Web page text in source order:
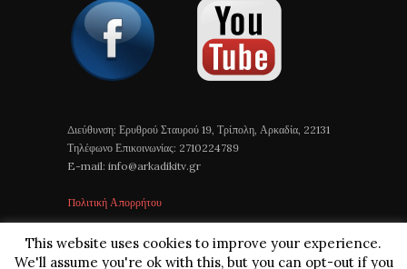
Διεύθυνση: Ερυθρού Σταυρού 19, Τρίπολη, Αρκαδία, 22131
Τηλέφωνο Επικοινωνίας: 2710224789
E-mail: info@arkadikitv.gr
Πολιτική Απορρήτου
This website uses cookies to improve your experience.
We'll assume you're ok with this, but you can opt-out if you